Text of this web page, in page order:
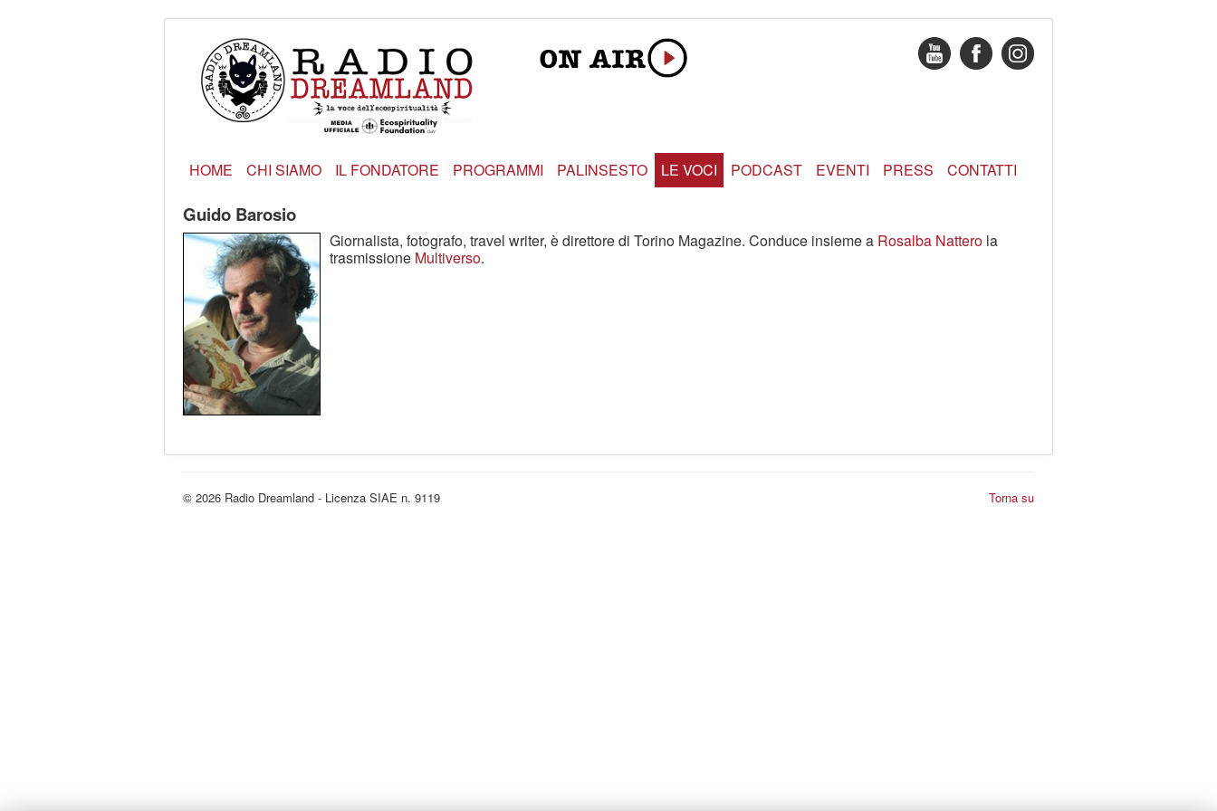
HOME CHI SIAMO IL FONDATORE PROGRAMMI PALINSESTO LE VOCI PODCAST EVENTI PRESS CONTATTI
Guido Barosio
Giornalista, fotografo, travel writer, è direttore di Torino Magazine. Conduce insieme a Rosalba Nattero la
trasmissione Multiverso.
Torna su
© 2026 Radio Dreamland - Licenza SIAE n. 9119